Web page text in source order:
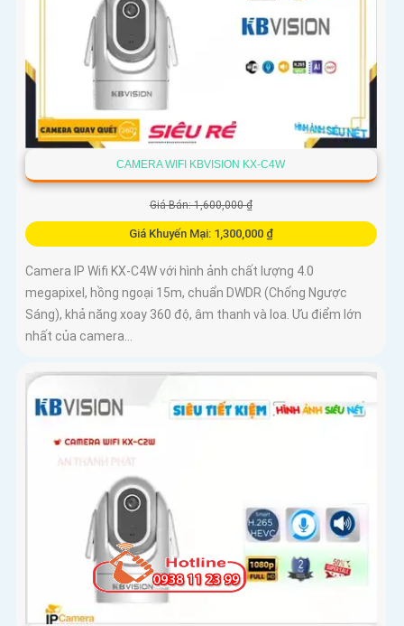
CAMERA WIFI KBVISION KX-C4W
Giá Bán: 1,600,000 ₫
Giá Khuyến Mại: 1,300,000 ₫
Camera IP Wifi KX-C4W với hình ảnh chất lượng 4.0
megapixel, hồng ngoại 15m, chuẩn DWDR (Chống Ngược
Sáng), khả năng xoay 360 độ, âm thanh và loa. Ưu điểm lớn
nhất của camera...